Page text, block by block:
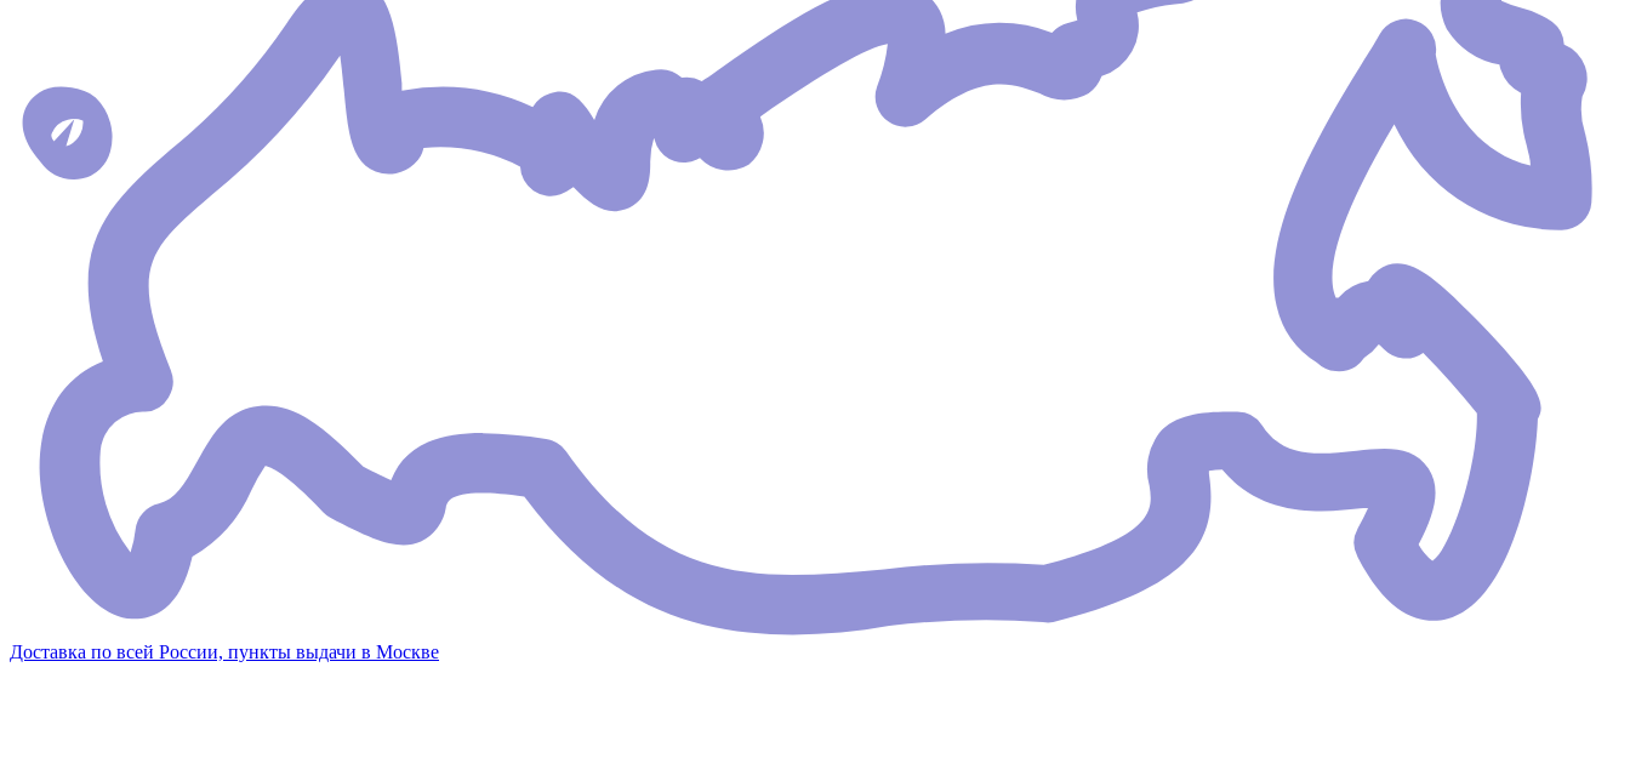
Доставка по всей России, пункты выдачи в Москве